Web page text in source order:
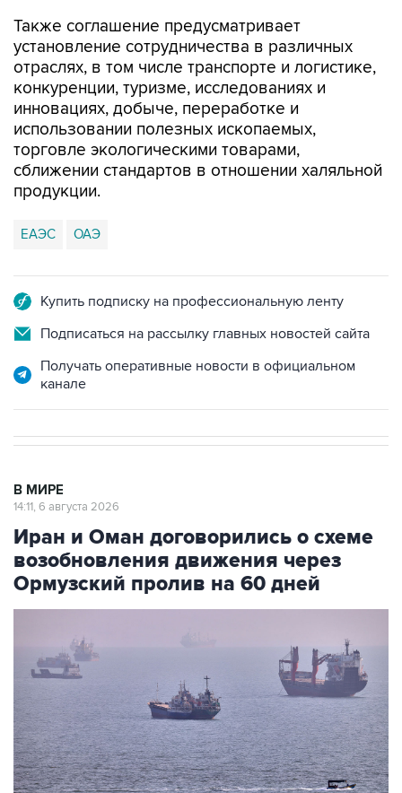
Также соглашение предусматривает
установление сотрудничества в различных
отраслях, в том числе транспорте и логистике,
конкуренции, туризме, исследованиях и
инновациях, добыче, переработке и
использовании полезных ископаемых,
торговле экологическими товарами,
сближении стандартов в отношении халяльной
продукции.
ЕАЭС ОАЭ
Купить подписку на профессиональную ленту
Подписаться на рассылку главных новостей сайта
Получать оперативные новости в официальном
канале
В МИРЕ
14:11, 6 августа 2026
Иран и Оман договорились о схеме
возобновления движения через
Ормузский пролив на 60 дней